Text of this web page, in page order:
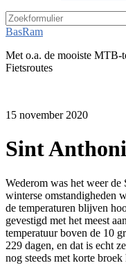
BasRam
Met o.a. de mooiste MTB-
Fietsroutes
15 november 2020
Sint
Wederom was het weer de
winterse omstandigheden
de temperaturen blijven
gevestigd met het meest
temperatuur boven de 10
229 dagen, en dat is echt
nog steeds met korte